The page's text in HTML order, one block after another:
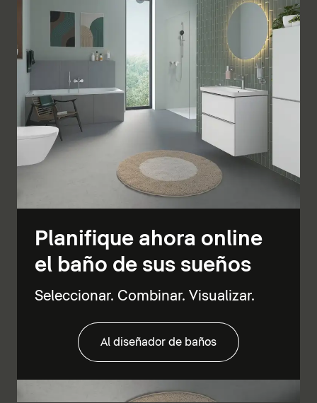
Planifique ahora online
el baño de sus sueños
Seleccionar. Combinar. Visualizar.
Al diseñador de baños